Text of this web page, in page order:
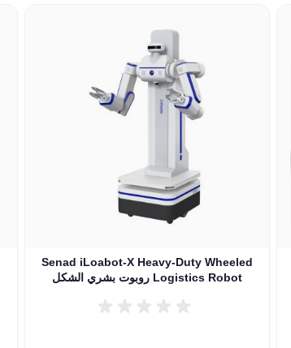
Senad iLoabot-X Heavy-Duty Wheeled
روبوت بشري الشكل Logistics Robot